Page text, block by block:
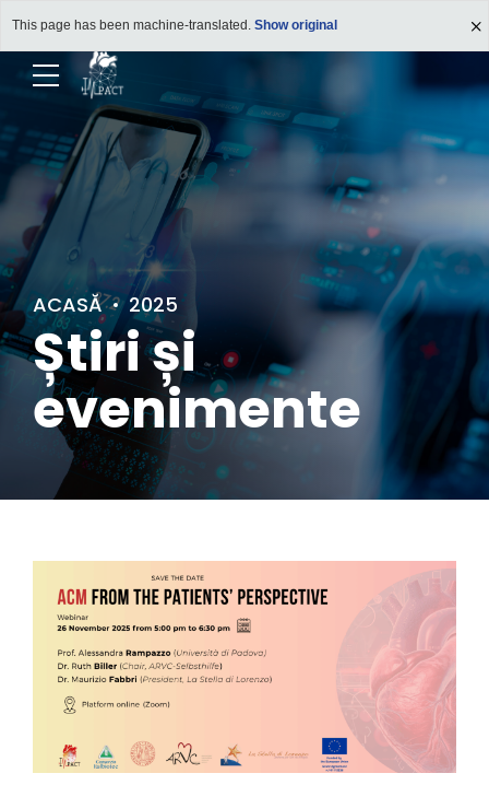
This page has been machine-translated. Show original
ACASĂ 2025
Știri și
evenimente